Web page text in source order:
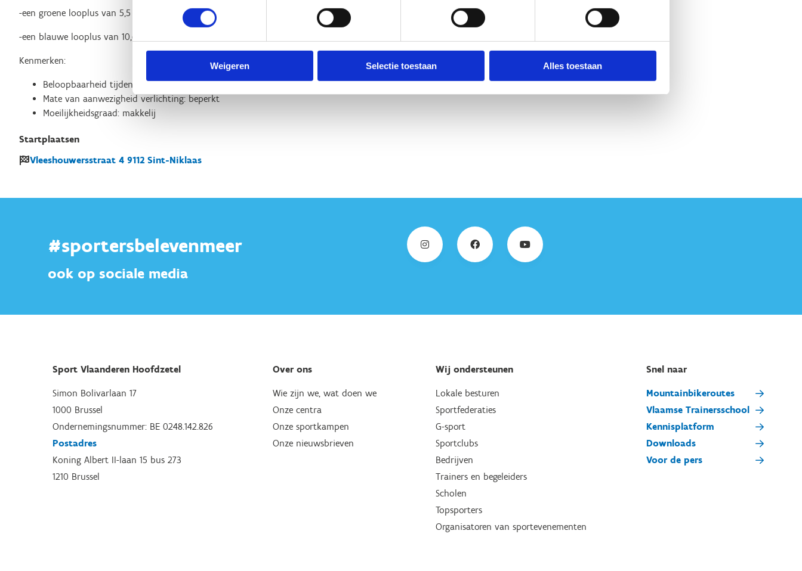
Weigeren Selectie toestaan Alles toestaan
-een groene looplus van 5,5 km
-een blauwe looplus van 10,6 km
Kenmerken:
Beloopbaarheid tijdens nattere perioden : goed beloopbaar
Mate van aanwezigheid verlichting: beperkt
Moeilijkheidsgraad: makkelij
Startplaatsen
Vleeshouwersstraat 4 9112 Sint-Niklaas
#sportersbelevenmeer
ook op sociale media
Sport Vlaanderen Hoofdzetel
Simon Bolivarlaan 17
1000 Brussel
Ondernemingsnummer: BE 0248.142.826
Postadres
Koning Albert II-laan 15 bus 273
1210 Brussel
Over ons
Wie zijn we, wat doen we
Onze centra
Onze sportkampen
Onze nieuwsbrieven
Wij ondersteunen
Lokale besturen
Sportfederaties
G-sport
Sportclubs
Bedrijven
Trainers en begeleiders
Scholen
Topsporters
Organisatoren van sportevenementen
Snel naar
Mountainbikeroutes
Vlaamse Trainersschool
Kennisplatform
Downloads
Voor de pers